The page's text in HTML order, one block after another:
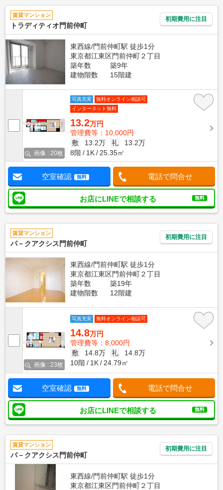
賃貸マンション
トラディティオ門前仲町
初期費用に注目
東西線/門前仲町駅 徒歩1分
東京都江東区門前仲町２丁目
築年数
築9年
建物階数
15階建
画像 : 20枚
写真充実
無料オンライン相談可
インターネット無料
13.2万円
管理費等：10,000円
敷
13.2万 礼
13.2万
8階
1K 25.35㎡
空室確認 無料 電話で問合せ
お店にLINEで相談する 無料
賃貸マンション
パ－クアクシス門前仲町
初期費用に注目
東西線/門前仲町駅 徒歩1分
東京都江東区門前仲町２丁目
築年数
築19年
建物階数
12階建
画像 : 23枚
写真充実 無料オンライン相談可
14.8万円
管理費等：8,000円
敷
14.8万 礼
14.8万
10階
1K 24.79㎡
空室確認 無料 電話で問合せ
お店にLINEで相談する 無料
賃貸マンション
パ－クアクシス門前仲町
初期費用に注目
東西線/門前仲町駅 徒歩1分
東京都江東区門前仲町２丁目